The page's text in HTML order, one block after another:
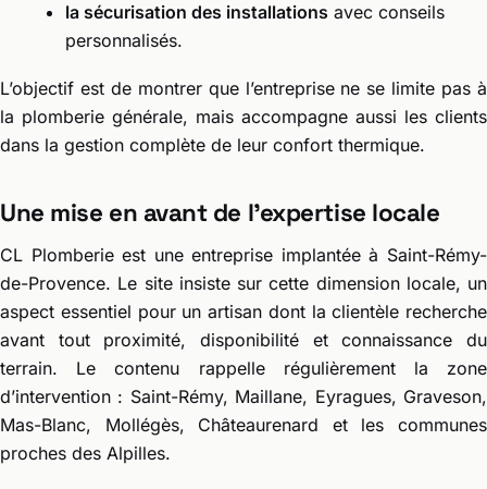
la sécurisation des installations avec conseils
personnalisés.
L’objectif est de montrer que l’entreprise ne se limite pas à
la plomberie générale, mais accompagne aussi les clients
dans la gestion complète de leur confort thermique.
Une mise en avant de l’expertise locale
CL Plomberie est une entreprise implantée à Saint-Rémy-
de-Provence. Le site insiste sur cette dimension locale, un
aspect essentiel pour un artisan dont la clientèle recherche
avant tout proximité, disponibilité et connaissance du
terrain. Le contenu rappelle régulièrement la zone
d’intervention : Saint-Rémy, Maillane, Eyragues, Graveson,
Mas-Blanc, Mollégès, Châteaurenard et les communes
proches des Alpilles.